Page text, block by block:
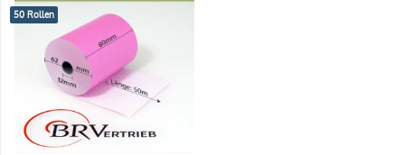
50 Rollen